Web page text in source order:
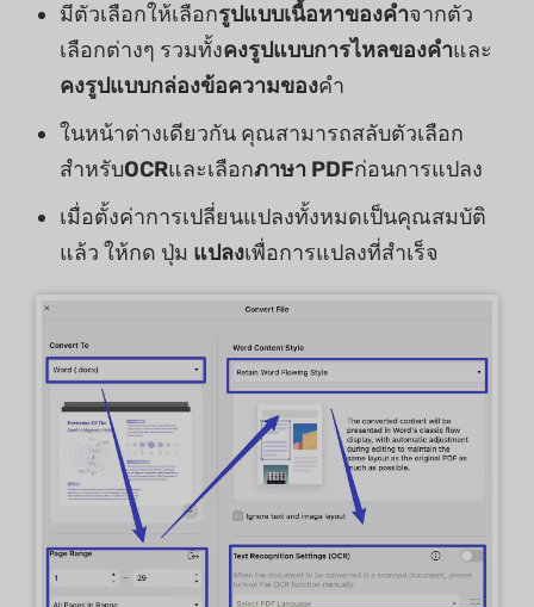
มีตัวเลือกให้เลือกรูปแบบเนื้อหาของคำจากตัว
เลือกต่างๆ รวมทั้งคงรูปแบบการไหลของคำและ
คงรูปแบบกล่องข้อความของคำ
ในหน้าต่างเดียวกัน คุณสามารถสลับตัวเลือก
สำหรับOCRและเลือกภาษา PDFก่อนการแปลง
เมื่อตั้งค่าการเปลี่ยนแปลงทั้งหมดเป็นคุณสมบัติ
แล้ว ให้กด ปุ่ม แปลงเพื่อการแปลงที่สำเร็จ